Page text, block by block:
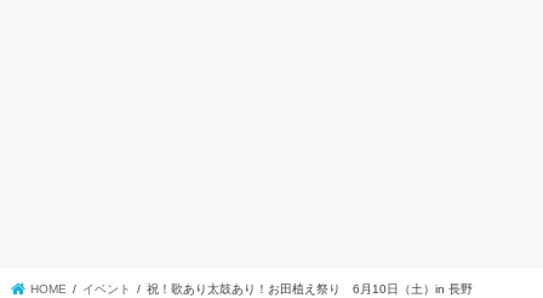
HOME イベント 祝！歌あり太鼓あり！お田植え祭り 6月10日（土）in 長野